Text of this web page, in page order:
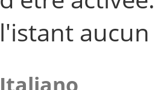
l'istant